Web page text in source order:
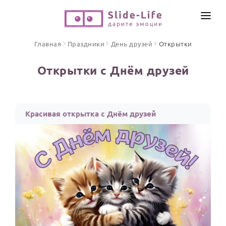
Песни поздравления
Открытки
Стихи и тексты
ПРАЗДНИКИ
С Днем рождения
Юбилей
ИНСТРУМЕНТЫ
ОТЗЫВЫ
Главная Праздники День друзей Открытки
Открытки с Днём друзей
Красивая открытка с Днём друзей